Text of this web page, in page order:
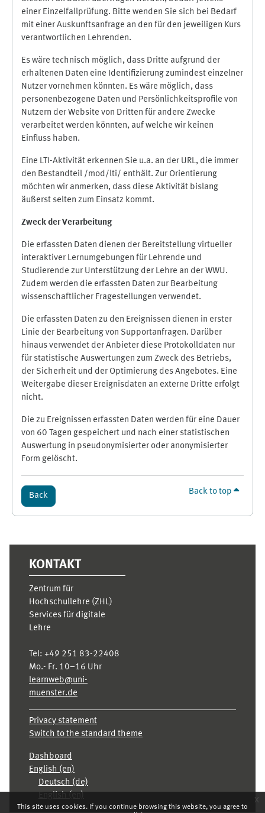
This site uses cookies. If you continue browsing this website, you agree to
x
einer Einzelfallprüfung. Bitte wenden Sie sich bei Bedarf
mit einer Auskunftsanfrage an den für den jeweiligen Kurs
verantwortlichen Lehrenden.
Es wäre technisch möglich, dass Dritte aufgrund der
erhaltenen Daten eine Identifizierung zumindest einzelner
Nutzer vornehmen könnten. Es wäre möglich, dass
personenbezogene Daten und Persönlichkeitsprofile von
Nutzern der Website von Dritten für andere Zwecke
verarbeitet werden könnten, auf welche wir keinen
Einfluss haben.
Eine LTI-Aktivität erkennen Sie u.a. an der URL, die immer
den Bestandteil /mod/lti/ enthält. Zur Orientierung
möchten wir anmerken, dass diese Aktivität bislang
äußerst selten zum Einsatz kommt.
Zweck der Verarbeitung
Die erfassten Daten dienen der Bereitstellung virtueller
interaktiver Lernumgebungen für Lehrende und
Studierende zur Unterstützung der Lehre an der WWU.
Zudem werden die erfassten Daten zur Bearbeitung
wissenschaftlicher Fragestellungen verwendet.
Die erfassten Daten zu den Ereignissen dienen in erster
Linie der Bearbeitung von Supportanfragen. Darüber
hinaus verwendet der Anbieter diese Protokolldaten nur
für statistische Auswertungen zum Zweck des Betriebs,
der Sicherheit und der Optimierung des Angebotes. Eine
Weitergabe dieser Ereignisdaten an externe Dritte erfolgt
nicht.
Die zu Ereignissen erfassten Daten werden für eine Dauer
von 60 Tagen gespeichert und nach einer statistischen
Auswertung in pseudonymisierter oder anonymisierter
Form gelöscht.
Back Back to top
KONTAKT
Zentrum für
Hochschullehre (ZHL)
Services für digitale
Lehre
Tel: +49 251 83-22408
Mo.- Fr. 10–16 Uhr
learnweb@uni-
muenster.de
Privacy statement
Switch to the standard theme
Dashboard
English ‎(en)‎
Deutsch ‎(de)‎